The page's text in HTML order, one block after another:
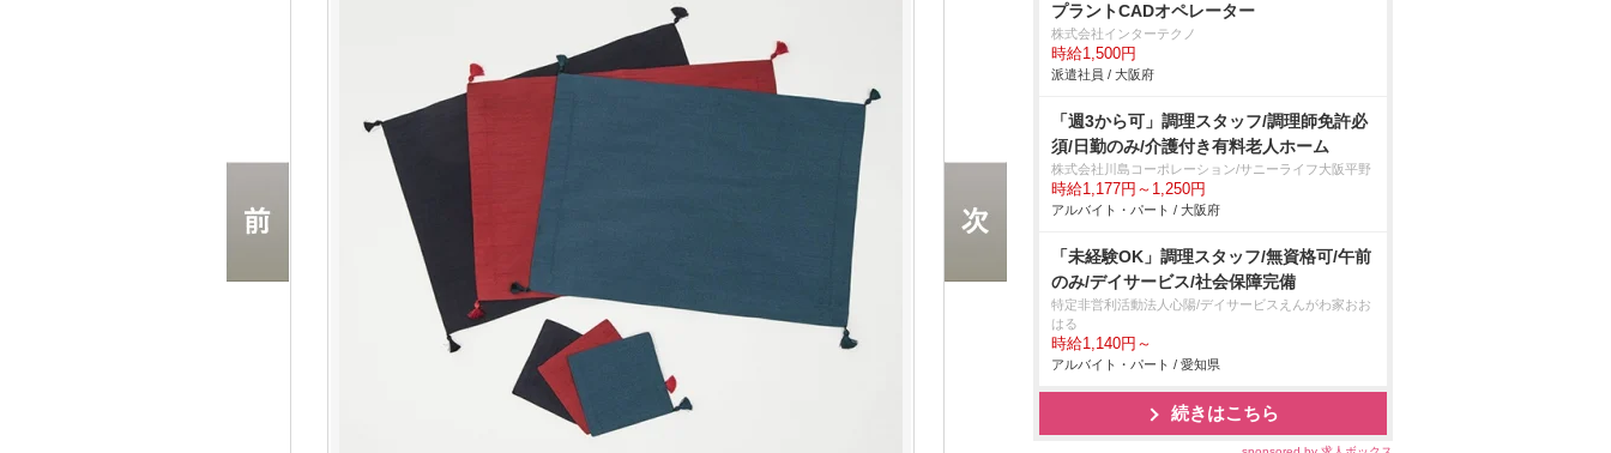
プラントCADオペレーター
株式会社インターテクノ
時給1,500円
派遣社員 / 大阪府
「週3から可」調理スタッフ/調理師免許必
須/日勤のみ/介護付き有料老人ホーム
株式会社川島コーポレーション/サニーライフ大阪平野
時給1,177円～1,250円
アルバイト・パート / 大阪府
「未経験OK」調理スタッフ/無資格可/午前
のみ/デイサービス/社会保障完備
特定非営利活動法人心陽/デイサービスえんがわ家おお
はる
時給1,140円～
アルバイト・パート / 愛知県
続きはこちら